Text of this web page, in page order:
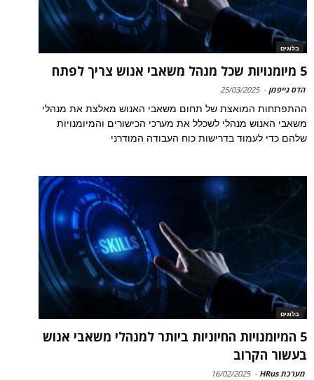
בלוגים
5 מיומנויות שכל מנהל משאבי אנוש צריך לפתח
הדס גייפמן -
25/03/2025
ההתפתחות המואצת של תחום משאבי האנוש מאלצת את מנהלי
משאבי האנוש מנהלי לשכלל את מערכי הכישורים והמיומנויות
שלהם כדי לעמוד בדרישות כוח העבודה המודרני
בלוגים
5 המיומנויות החיוניות ביותר למנהלי משאבי אנוש
בעשור הקרוב
מערכת HRus -
16/02/2025